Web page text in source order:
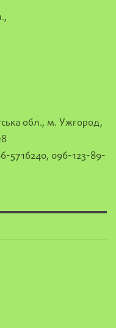
обл., м. Ужгород,
5716240, 096-123-89-